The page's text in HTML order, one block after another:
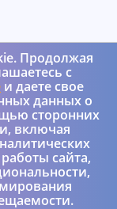
Продолжая
с
и даете свое
данных о
сторонних
включая
сайта,
ул